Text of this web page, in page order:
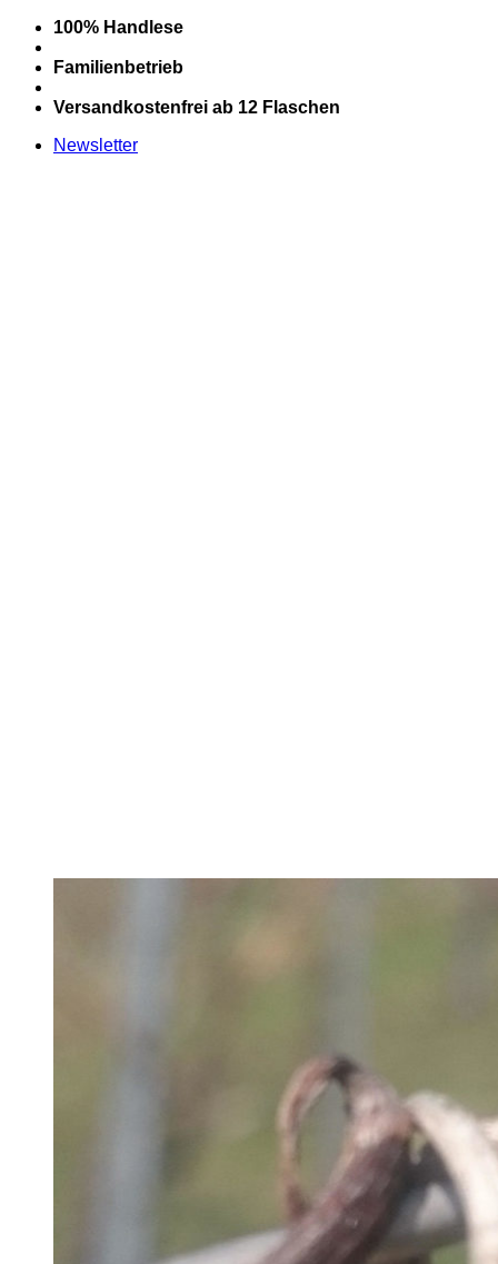
Zum
Inhalt
springen
100% Handlese
Familienbetrieb
Versandkostenfrei ab 12 Flaschen
Newsletter